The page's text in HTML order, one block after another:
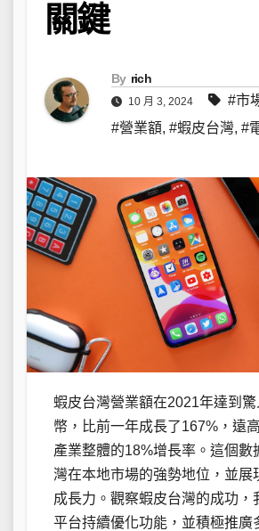
關鍵
By rich
10 月 3, 2024 #市
#營業額, #蝦皮台灣, #
蝦皮台灣營業額在2021年達到
幣，比前一年成長了167%，遠
產業整體的18%增長率。這個數
灣在本地市場的強勢地位，並展
成長力。觀察蝦皮台灣的成功，
平台持續優化功能，並積極推廣